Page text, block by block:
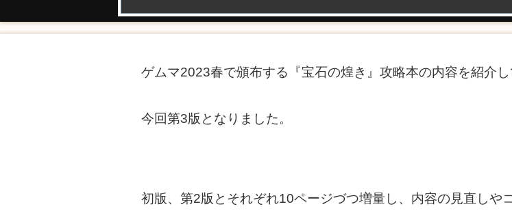
ゲムマ2023春で頒布する『宝石の煌き』攻略本の内容を紹介し
今回第3版となりました。
初版、第2版とそれぞれ10ページづつ増量し、内容の見直しや